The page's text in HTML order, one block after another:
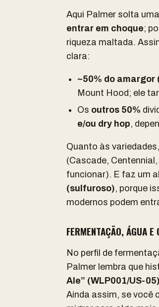
Aqui Palmer solta
entrar em choque;
riqueza maltada.
clara:
~50% do amargor
Mount Hood; ele
Os outros 50%
e/ou dry hop,
Quanto às
(Cascade,
funcionar). E faz um
(sulfuroso), porque
modernos podem
FERMENTAÇÃO, ÁGUA
No perfil de
Palmer lembra que
Ale” (WLP001/US-05)
Ainda assim, se você